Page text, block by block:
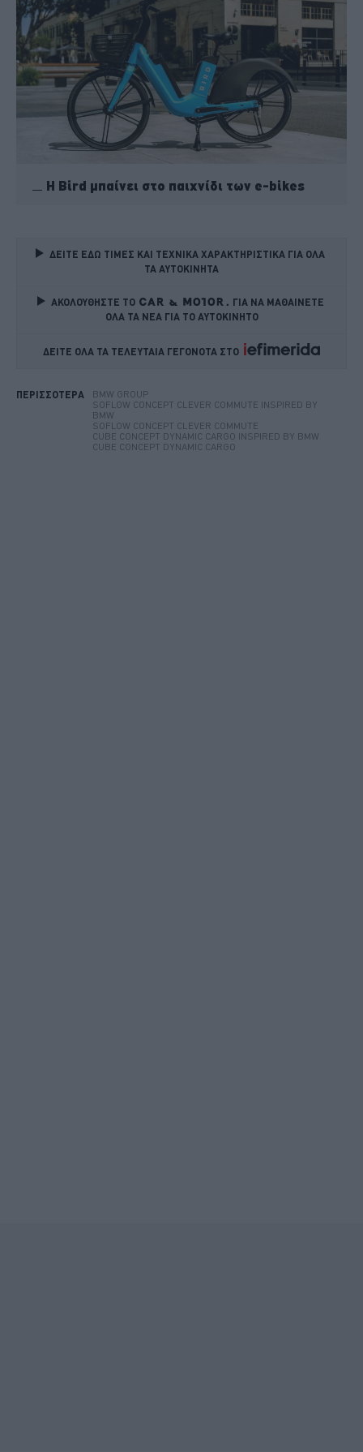
H Bird μπαίνει στο παιχνίδι των e-bikes
ΔΕΙΤΕ ΕΔΩ ΤΙΜΕΣ ΚΑΙ ΤΕΧΝΙΚΑ ΧΑΡΑΚΤΗΡΙΣΤΙΚΑ ΓΙΑ ΟΛΑ
ΤΑ ΑΥΤΟΚΙΝΗΤΑ
ΑΚΟΛΟΥΘΗΣΤΕ ΤΟ
ΓΙΑ ΝΑ ΜΑΘΑΙΝΕΤΕ
ΟΛΑ ΤΑ ΝΕΑ ΓΙΑ ΤΟ ΑΥΤΟΚΙΝΗΤΟ
ΔΕΙΤΕ ΟΛΑ ΤΑ ΤΕΛΕΥΤΑΙΑ ΓΕΓΟΝΟΤΑ ΣΤΟ
ΠΕΡΙΣΣΟΤΕΡΑ
BMW GROUP
SOFLOW CONCEPT CLEVER COMMUTE INSPIRED BY
BMW
SOFLOW CONCEPT CLEVER COMMUTE
CUBE CONCEPT DYNAMIC CARGO INSPIRED BY BMW
CUBE CONCEPT DYNAMIC CARGO